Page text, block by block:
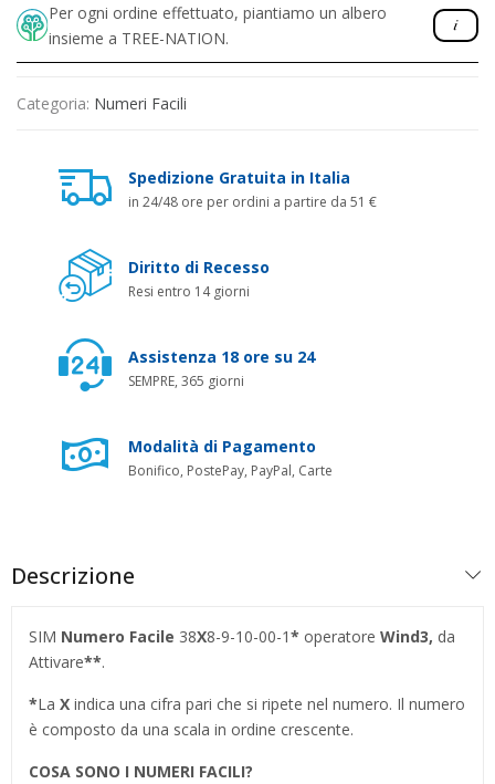
Per ogni ordine effettuato, piantiamo un albero
insieme a TREE-NATION.
Categoria: Numeri Facili
Spedizione Gratuita in Italia
in 24/48 ore per ordini a partire da 51 €
Diritto di Recesso
Resi entro 14 giorni
Assistenza 18 ore su 24
SEMPRE, 365 giorni
Modalità di Pagamento
Bonifico, PostePay, PayPal, Carte
Descrizione
SIM Numero Facile 38X8-9-10-00-1* operatore Wind3, da
Attivare**.
*La X indica una cifra pari che si ripete nel numero. Il numero
è composto da una scala in ordine crescente.
COSA SONO I NUMERI FACILI?